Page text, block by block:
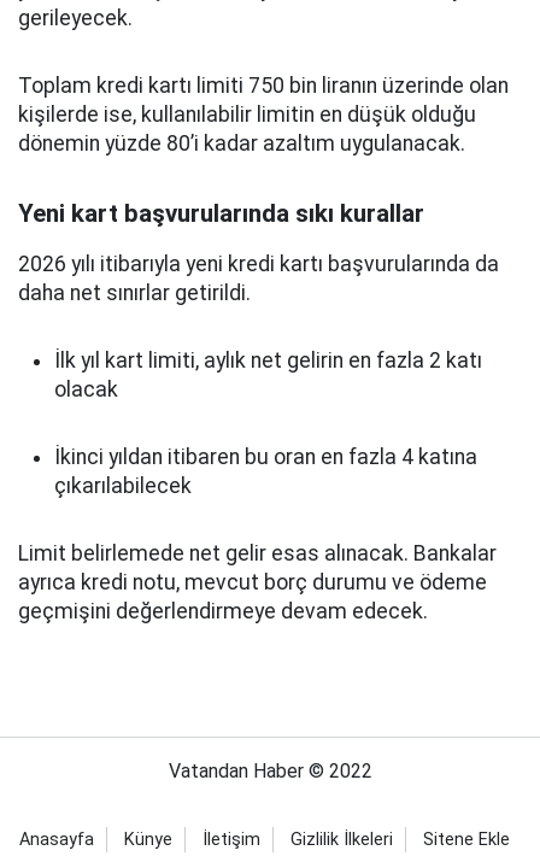
gerileyecek.
Toplam kredi kartı limiti 750 bin liranın üzerinde olan
kişilerde ise, kullanılabilir limitin en düşük olduğu
dönemin yüzde 80’i kadar azaltım uygulanacak.
Yeni kart başvurularında sıkı kurallar
2026 yılı itibarıyla yeni kredi kartı başvurularında da
daha net sınırlar getirildi.
İlk yıl kart limiti, aylık net gelirin en fazla 2 katı
olacak
İkinci yıldan itibaren bu oran en fazla 4 katına
çıkarılabilecek
Limit belirlemede net gelir esas alınacak. Bankalar
ayrıca kredi notu, mevcut borç durumu ve ödeme
geçmişini değerlendirmeye devam edecek.
Vatandan Haber © 2022
Anasayfa Künye İletişim Gizlilik İlkeleri Sitene Ekle